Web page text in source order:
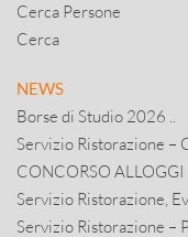
Cerca Persone
Cerca
NEWS
Borse di Studio 2026 ..
Servizio Ristorazione –
CONCORSO ALLOGGI
Servizio Ristorazione,
Servizio Ristorazione –